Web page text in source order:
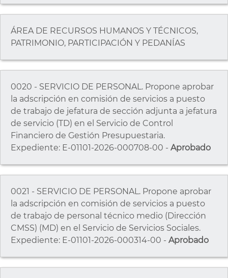
ÁREA DE RECURSOS HUMANOS Y TÉCNICOS,
PATRIMONIO, PARTICIPACIÓN Y PEDANÍAS
0020 - SERVICIO DE PERSONAL. Propone aprobar
la adscripción en comisión de servicios a puesto
de trabajo de jefatura de sección adjunta a jefatura
de servicio (TD) en el Servicio de Control
Financiero de Gestión Presupuestaria.
Expediente: E-01101-2026-000708-00 - Aprobado
0021 - SERVICIO DE PERSONAL. Propone aprobar
la adscripción en comisión de servicios a puesto
de trabajo de personal técnico medio (Dirección
CMSS) (MD) en el Servicio de Servicios Sociales.
Expediente: E-01101-2026-000314-00 - Aprobado